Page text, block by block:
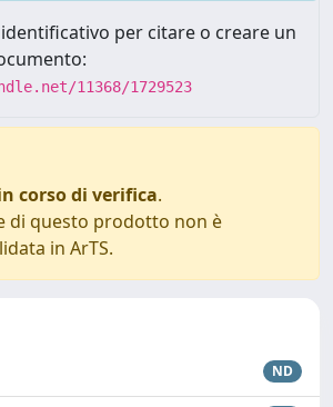
per citare o creare un
11368/1729523
corso di verifica.
di questo prodotto non è
in ArTS.
ND